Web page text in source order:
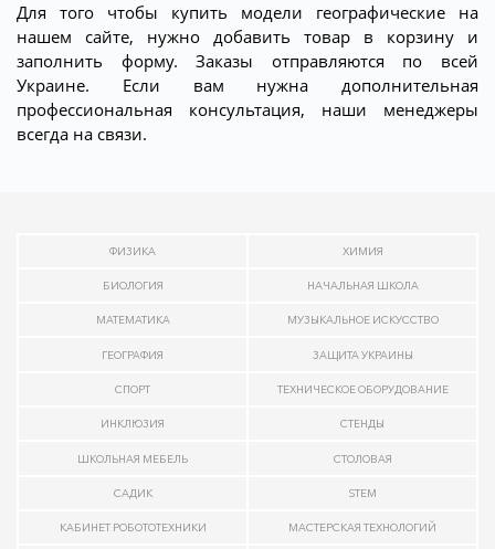
Для того чтобы купить модели географические на
нашем сайте, нужно добавить товар в корзину и
заполнить форму. Заказы отправляются по всей
Украине. Если вам нужна дополнительная
профессиональная консультация, наши менеджеры
всегда на связи.
ФИЗИКА ХИМИЯ
БИОЛОГИЯ НАЧАЛЬНАЯ ШКОЛА
МАТЕМАТИКА МУЗЫКАЛЬНОЕ ИСКУССТВО
ГЕОГРАФИЯ ЗАЩИТА УКРАИНЫ
СПОРТ ТЕХНИЧЕСКОЕ ОБОРУДОВАНИЕ
ИНКЛЮЗИЯ СТЕНДЫ
ШКОЛЬНАЯ МЕБЕЛЬ СТОЛОВАЯ
САДИК STEM
КАБИНЕТ РОБОТОТЕХНИКИ МАСТЕРСКАЯ ТЕХНОЛОГИЙ